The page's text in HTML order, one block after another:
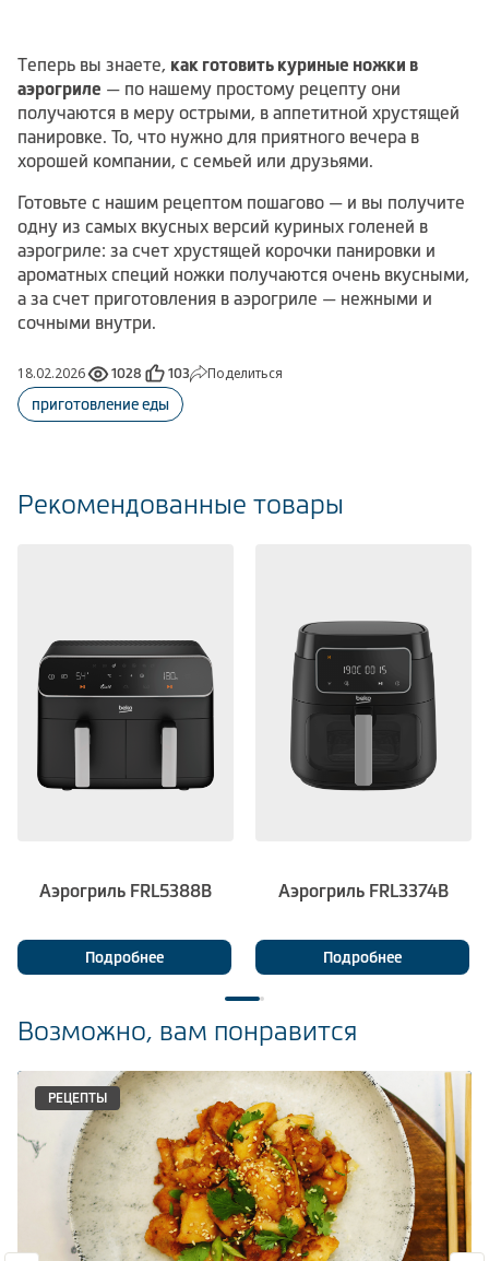
Теперь вы знаете, как готовить куриные ножки в
аэрогриле — по нашему простому рецепту они
получаются в меру острыми, в аппетитной хрустящей
панировке. То, что нужно для приятного вечера в
хорошей компании, с семьей или друзьями.
Готовьте с нашим рецептом пошагово — и вы получите
одну из самых вкусных версий куриных голеней в
аэрогриле: за счет хрустящей корочки панировки и
ароматных специй ножки получаются очень вкусными,
а за счет приготовления в аэрогриле — нежными и
сочными внутри.
18.02.2026 1028 103 Поделиться
приготовление еды
Рекомендованные товары
Аэрогриль FRL5388B
Подробнее
Аэрогриль FRL3374B
Подробнее
Возможно, вам понравится
РЕЦЕПТЫ